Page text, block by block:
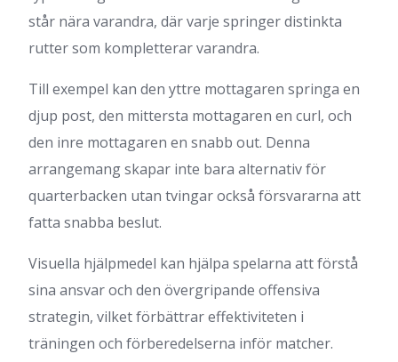
står nära varandra, där varje springer distinkta
rutter som kompletterar varandra.
Till exempel kan den yttre mottagaren springa en
djup post, den mittersta mottagaren en curl, och
den inre mottagaren en snabb out. Denna
arrangemang skapar inte bara alternativ för
quarterbacken utan tvingar också försvararna att
fatta snabba beslut.
Visuella hjälpmedel kan hjälpa spelarna att förstå
sina ansvar och den övergripande offensiva
strategin, vilket förbättrar effektiviteten i
träningen och förberedelserna inför matcher.